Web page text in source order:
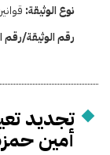
نوع الوثيقة:
رقم الوثيقة/
تجديد
أمين